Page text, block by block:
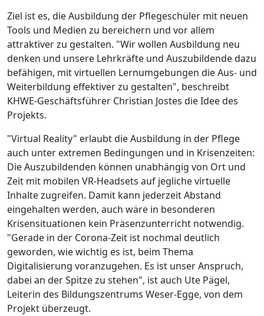
Ziel ist es, die Ausbildung der Pflegeschüler mit neuen
Tools und Medien zu bereichern und vor allem
attraktiver zu gestalten. "Wir wollen Ausbildung neu
denken und unsere Lehrkräfte und Auszubildende dazu
befähigen, mit virtuellen Lernumgebungen die Aus- und
Weiterbildung effektiver zu gestalten", beschreibt
KHWE-Geschäftsführer Christian Jostes die Idee des
Projekts.
"Virtual Reality" erlaubt die Ausbildung in der Pflege
auch unter extremen Bedingungen und in Krisenzeiten:
Die Auszubildenden können unabhängig von Ort und
Zeit mit mobilen VR-Headsets auf jegliche virtuelle
Inhalte zugreifen. Damit kann jederzeit Abstand
eingehalten werden, auch wäre in besonderen
Krisensituationen kein Präsenzunterricht notwendig.
"Gerade in der Corona-Zeit ist nochmal deutlich
geworden, wie wichtig es ist, beim Thema
Digitalisierung voranzugehen. Es ist unser Anspruch,
dabei an der Spitze zu stehen", ist auch Ute Pägel,
Leiterin des Bildungszentrums Weser-Egge, von dem
Projekt überzeugt.